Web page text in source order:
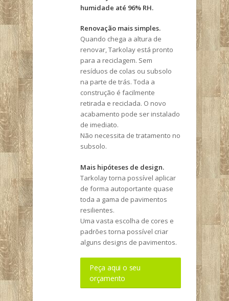
humidade até 96% RH.
Renovação mais simples.
Quando chega a altura de
renovar, Tarkolay está pronto
para a reciclagem. Sem
resíduos de colas ou subsolo
na parte de trás. Toda a
construção é facilmente
retirada e reciclada. O novo
acabamento pode ser instalado
de imediato.
Não necessita de tratamento no
subsolo.
Mais hipóteses de design.
Tarkolay torna possível aplicar
de forma autoportante quase
toda a gama de pavimentos
resilientes.
Uma vasta escolha de cores e
padrões torna possível criar
alguns designs de pavimentos.
Peça aqui o seu
orçamento